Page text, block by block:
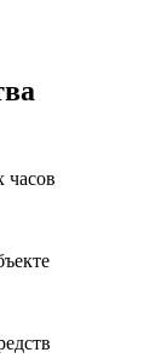
часов